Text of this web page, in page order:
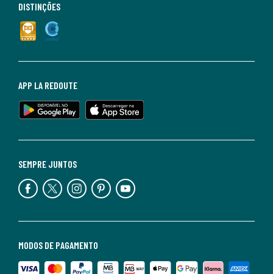
MODOS DE PAGAMENTO
SEMPRE JUNTOS
APP LA REDOUTE
DISTINÇÕES